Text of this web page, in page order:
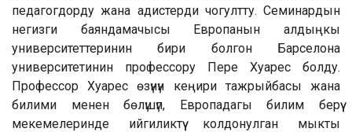
педагогдорду жана адистерди чогултту. Семинардын
негизги баяндамачысы Европанын алдыңкы
университеттеринин бири болгон Барселона
университетинин профессору Пере Хуарес болду.
Профессор Хуарес өзүнүн кеңири тажрыйбасы жана
билими менен бөлүшүп, Европадагы билим берүү
мекемелеринде ийгиликтүү колдонулган мыкты